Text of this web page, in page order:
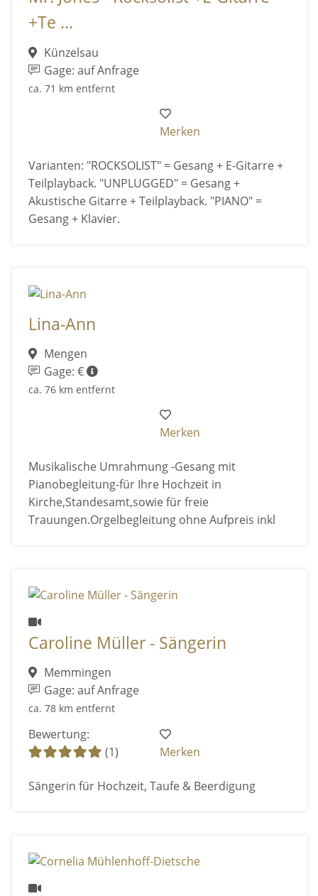
+Te ...
Künzelsau
Gage: auf Anfrage
ca. 71 km entfernt
Merken
Varianten: "ROCKSOLIST" = Gesang + E-Gitarre +
Teilplayback. "UNPLUGGED" = Gesang +
Akustische Gitarre + Teilplayback. "PIANO" =
Gesang + Klavier.
Lina-Ann
Mengen
Gage: €
ca. 76 km entfernt
Merken
Musikalische Umrahmung -Gesang mit
Pianobegleitung-für Ihre Hochzeit in
Kirche,Standesamt,sowie für freie
Trauungen.Orgelbegleitung ohne Aufpreis inkl
Caroline Müller - Sängerin
Memmingen
Gage: auf Anfrage
ca. 78 km entfernt
Bewertung:
(1)
Merken
Sängerin für Hochzeit, Taufe & Beerdigung